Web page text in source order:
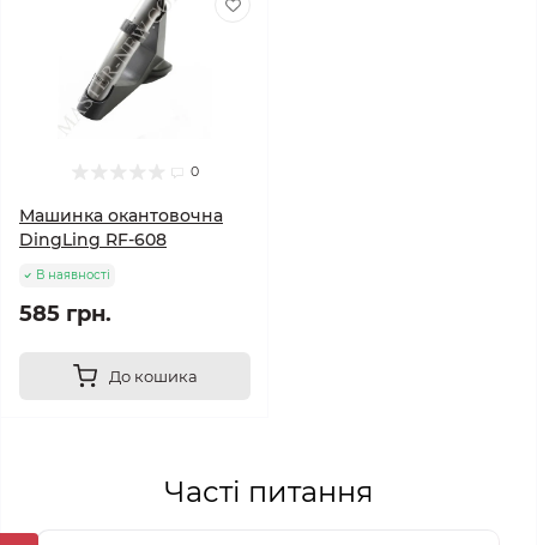
0
Машинка окантовочна
DingLing RF-608
В наявності
585 грн.
До кошика
Часті питання